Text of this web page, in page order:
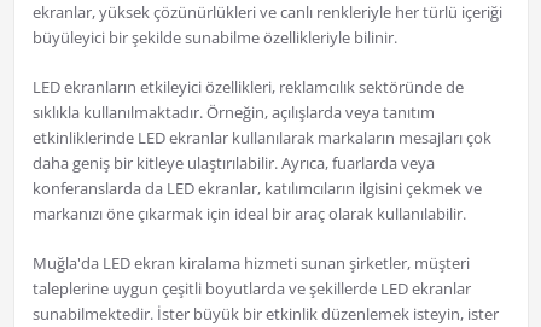
ekranlar, yüksek çözünürlükleri ve canlı renkleriyle her türlü içeriği
büyüleyici bir şekilde sunabilme özellikleriyle bilinir.
LED ekranların etkileyici özellikleri, reklamcılık sektöründe de
sıklıkla kullanılmaktadır. Örneğin, açılışlarda veya tanıtım
etkinliklerinde LED ekranlar kullanılarak markaların mesajları çok
daha geniş bir kitleye ulaştırılabilir. Ayrıca, fuarlarda veya
konferanslarda da LED ekranlar, katılımcıların ilgisini çekmek ve
markanızı öne çıkarmak için ideal bir araç olarak kullanılabilir.
Muğla'da LED ekran kiralama hizmeti sunan şirketler, müşteri
taleplerine uygun çeşitli boyutlarda ve şekillerde LED ekranlar
sunabilmektedir. İster büyük bir etkinlik düzenlemek isteyin, ister